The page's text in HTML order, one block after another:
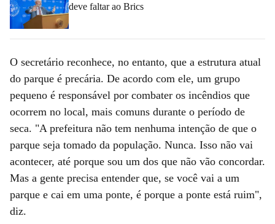
deve faltar ao Brics
O secretário reconhece, no entanto, que a estrutura atual
do parque é precária. De acordo com ele, um grupo
pequeno é responsável por combater os incêndios que
ocorrem no local, mais comuns durante o período de
seca. "A prefeitura não tem nenhuma intenção de que o
parque seja tomado da população. Nunca. Isso não vai
acontecer, até porque sou um dos que não vão concordar.
Mas a gente precisa entender que, se você vai a um
parque e cai em uma ponte, é porque a ponte está ruim",
diz.